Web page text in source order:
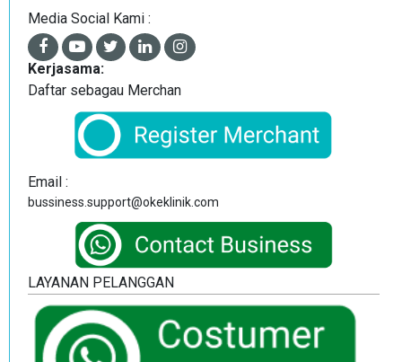
Media Social Kami :
Kerjasama:
Daftar sebagau Merchan
Email :
bussiness.support@okeklinik.com
LAYANAN PELANGGAN